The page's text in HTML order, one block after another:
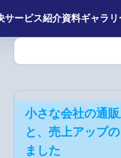
サービス紹介資料ギャラリ
小さな会社の通
と、売上アップ
ました